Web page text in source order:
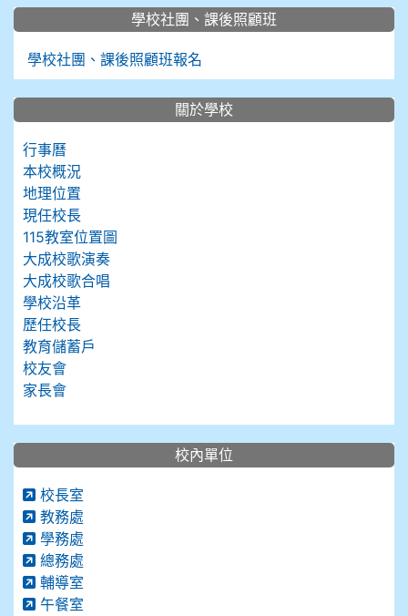
學校社團、課後照顧班
學校社團、課後照顧班報名
關於學校
行事曆
本校概況
地理位置
現任校長
115教室位置圖
大成校歌演奏
大成校歌合唱
學校沿革
歷任校長
教育儲蓄戶
校友會
家長會
校內單位
校長室
教務處
學務處
總務處
輔導室
午餐室